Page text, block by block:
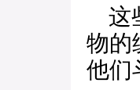
这
物的
他们